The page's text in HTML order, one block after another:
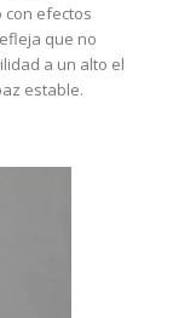
con efectos
que no
a un alto el
estable.